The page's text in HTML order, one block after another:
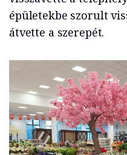
épületekbe szorult
átvette a szerepét.